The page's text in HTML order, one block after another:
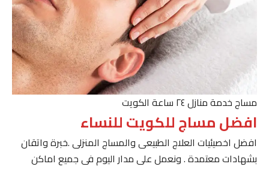
مساج خدمة منازل ٢٤ ساعة الكويت
افضل مساج للكويت للنساء
افضل اخصيئيات العلاج الطبيعى والمساج المنزلى .خبرة واتقان
بشهادات معتمدة . ونعمل على مدار اليوم فى جميع اماكن